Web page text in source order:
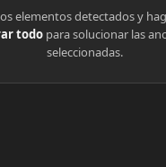
elementos detectados y
todo para solucionar las
seleccionadas.